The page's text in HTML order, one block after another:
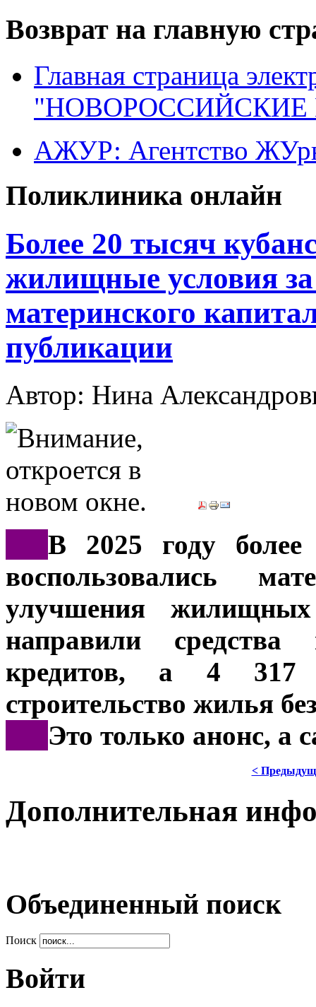
Возврат на главную
Главная страница
"НОВОРОССИЙСКИЕ
АЖУР: Агентство
Поликлиника онлайн
Более 20 тысяч
жилищные условия за
материнского
публикации
Автор: Нина
В 2025 году
воспользовались
улучшения
направили
кредитов, а 4 317
строительство жилья
Это только анонс, а
<
Дополнительная
Объединенный поиск
Поиск
Войти